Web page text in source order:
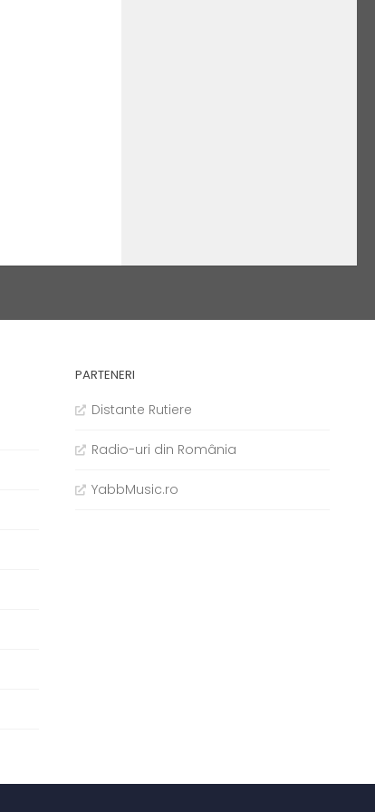
PARTENERI
Distante Rutiere
Radio-uri din România
YabbMusic.ro